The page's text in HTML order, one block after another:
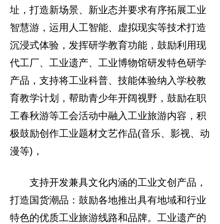
址，打造新场景、新业态并要求有序拓展工业
智慧游‌，运用人工智能、虚拟现实等技术打造
沉浸式体验，发挥研学教育功能‌，鼓励利用现
代工厂、工业遗产、工业博物馆研发特色研学
产品，支持将工业科普、技能体验纳入学校教
育教学计划，帮助青少年开阔视野，鼓励在职
工春秋游等工会活动中融入工业旅游内容，积
极鼓励创作工业题材文艺作品(音乐、影视、动
漫等)，
支持开发兼具文化内涵的工业文创产品，
打造国货潮品：鼓励各地推出具有地域和行业
特色的优质工业旅游线路和品牌。‌‌工业遗产的